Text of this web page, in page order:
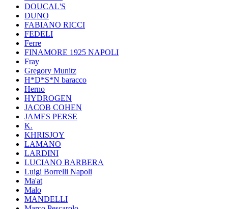
DOUCAL'S
DUNO
FABIANO RICCI
FEDELI
Ferre
FINAMORE 1925 NAPOLI
Fray
Gregory Munitz
H*D*S*N baracco
Herno
HYDROGEN
JACOB COHEN
JAMES PERSE
K.
KHRISJOY
LAMANO
LARDINI
LUCIANO BARBERA
Luigi Borrelli Napoli
Ma'at
Malo
MANDELLI